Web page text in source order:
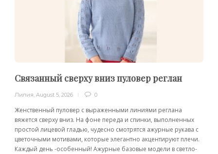
Связанный сверху вниз пуловер реглан
Лилия, August 5, 2026 0
Женственный пуловер с выраженными линиями реглана
вяжется сверху вниз. На фоне переда и спинки, выполненных
простой лицевой гладью, чудесно смотрятся ажурные рукава с
цветочными мотивами, которые элегантно акцентируют плечи.
Каждый день -особенный! Ажурные базовые модели в светло-